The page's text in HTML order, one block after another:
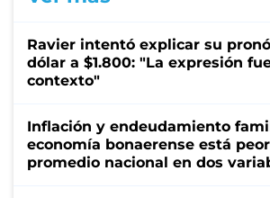
Ravier intentó explicar su
dólar a $1.800: "La expresión
contexto"
Inflación y endeudamiento
economía bonaerense está
promedio nacional en dos